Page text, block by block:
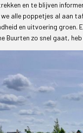
en te blijven
alle poppetjes al aan
en uitvoering groen.
Buurten zo snel gaat,